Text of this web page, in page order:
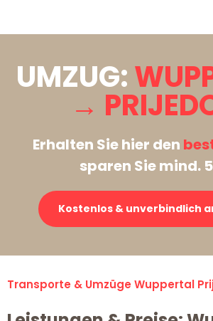
UMZUG:
→
Erhalten Sie hier den
sparen Sie mind.
Kostenlos & unverbindlich
Transporte & Umzüge Wuppertal